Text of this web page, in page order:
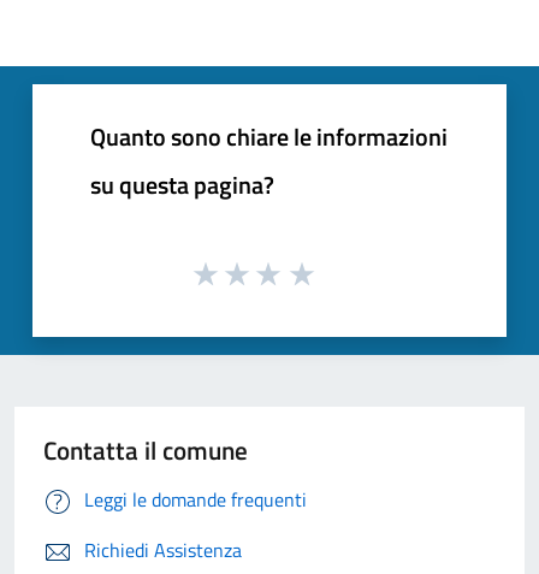
Quanto sono chiare le informazioni
su questa pagina?
Contatta il comune
Leggi le domande frequenti
Richiedi Assistenza